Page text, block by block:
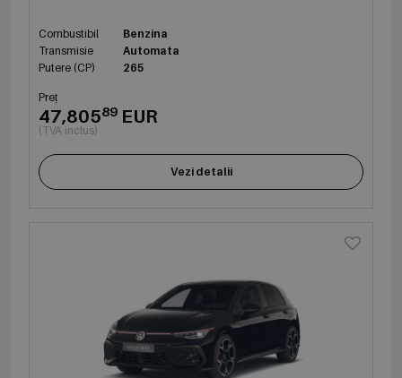
Combustibil
Benzina
Transmisie
Automata
Putere (CP)
265
Preț
47,80589 EUR
(TVA inclus)
Vezi detalii